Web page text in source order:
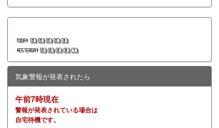
気象警報が発表されたら
午前7時現在
警報が発表されている場合は
自宅待機です。